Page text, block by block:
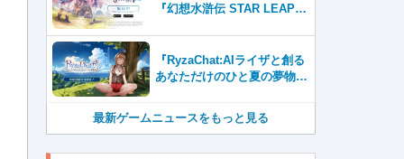
『幻想水滸伝 STAR LEAP』
『RyzaChat:AIライザと創る
あなただけのひと夏の夢物
自由な冒険を進めていくシス
テムはこれまでにない新鮮な
最新ゲームニュースをもっと見る